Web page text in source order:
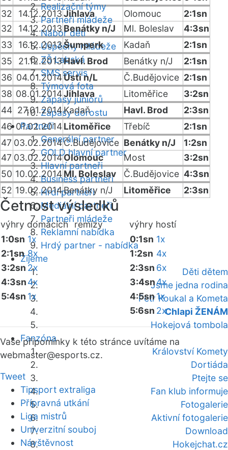
Realizační týmy
Partneři mládeže
Nábor dětí
Úspěchy mládeže
ZŠ Labská
SMS servis
Týmová fota
Zápasy juniorů
Zápasy dorostu
Partneři
Generální partner
GOLD hlavní partner
Hlavní partneři
Business partneři
Hrdí partneři
Mediální partneři
Partneři mládeže
Reklamní nabídka
Hrdý partner - nabídka
Žijeme
Děti dětem
Jsme jedna rodina
Petr Koukal a Kometa
Chlapi ŽENÁM
Hokejová tombola
Fanzóna
Království Komety
Dortiáda
Ptejte se
Fan klub informuje
Fotogalerie
Aktivní fotogalerie
Download
Hokejchat.cz
32
14.12.2013Jihlava Olomouc
2:1sn
32
14.12.2013 Benátky n/J Ml. Boleslav
4:3sn
33
16.12.2013Šumperk Kadaň
2:1sn
35
21.12.2013Havl. Brod Benátky n/J
2:1sn
36 04.01.2014Ústí n/L Č.Budějovice 2:1sn
38 08.01.2014Jihlava Litoměřice
3:2sn
44 27.01.2014Kadaň Havl. Brod
2:3sn
46 01.02.2014Litoměřice Třebíč
2:1sn
47 03.02.2014Č.Budějovice Benátky n/J
1:2sn
47 03.02.2014Olomouc Most
3:2sn
50 10.02.2014Ml. Boleslav Č.Budějovice 4:3sn
52 19.02.2014Benátky n/J Litoměřice 2:3sn
Četnost výsledků
výhry domácíchremízy výhry hostí
1:0sn 1x
2:1sn 8x
3:2sn 2x
4:3sn4x
5:4sn 1x
0:1sn 1x
1:2sn 4x
2:3sn 6x
3:4sn4x
4:5sn1x
5:6sn 2x
Vaše připomínky k této stránce uvítáme na
webmaster@esports.cz.
Tweet
Tipsport extraliga
Přípravná utkání
Liga mistrů
Univerzitní souboj
Návštěvnost